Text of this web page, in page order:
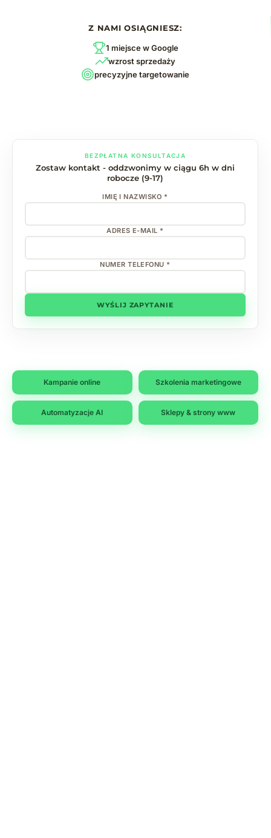
Z NAMI OSIĄGNIESZ:
1 miejsce w Google
wzrost sprzedaży
precyzyjne targetowanie
BEZPŁATNA KONSULTACJA
Zostaw kontakt - oddzwonimy w ciągu 6h w dni
robocze (9-17)
IMIĘ I NAZWISKO *
ADRES E-MAIL *
NUMER TELEFONU *
WYŚLIJ ZAPYTANIE
Kampanie online Szkolenia marketingowe
Automatyzacje AI Sklepy & strony www